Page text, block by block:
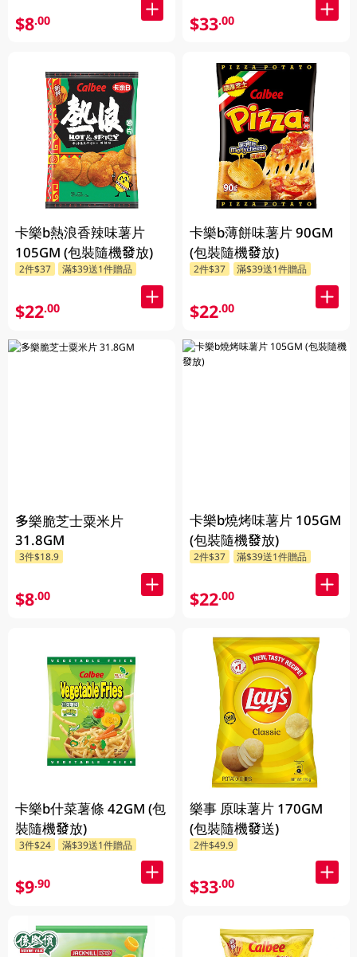
$8.00
卡樂b熱浪香辣味薯片
105GM (包裝隨機發放)
2件$37 滿$39送1件贈品
$22.00
多樂脆芝士粟米片
31.8GM
3件$18.9
$8.00
卡樂b什菜薯條 42GM (包
裝隨機發放)
3件$24 滿$39送1件贈品
$9.90
$33.00
卡樂b薄餅味薯片 90GM
(包裝隨機發放)
2件$37 滿$39送1件贈品
$22.00
卡樂b燒烤味薯片 105GM
(包裝隨機發放)
2件$37 滿$39送1件贈品
$22.00
樂事 原味薯片 170GM
(包裝隨機發送)
2件$49.9
$33.00